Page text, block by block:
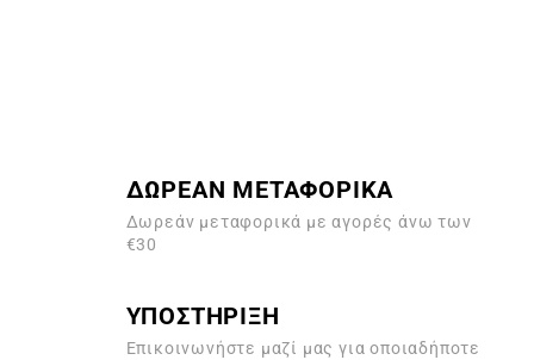
ΔΩΡΕΑΝ ΜΕΤΑΦΟΡΙΚΑ
Δωρεάν μεταφορικά με αγορές άνω των
€30
ΥΠΟΣΤΗΡΙΞΗ
Επικοινωνήστε μαζί μας για οποιαδήποτε